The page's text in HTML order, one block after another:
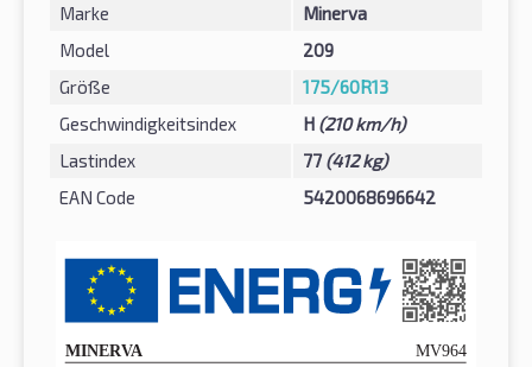
Marke
Minerva
Model
209
Größe
175/60R13
Geschwindigkeitsindex
H (210 km/h)
Lastindex
77 (412 kg)
EAN Code
5420068696642